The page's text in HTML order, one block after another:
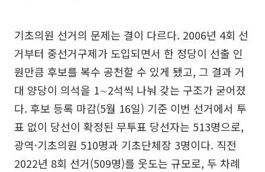
기초의원 선거의 문제는 결이 다르다. 2006년 4회 선
거부터 중선거구제가 도입되면서 한 정당이 선출 인
원만큼 후보를 복수 공천할 수 있게 됐고, 그 결과 거
대 양당이 의석을 1∼2석씩 나눠 갖는 구조가 굳어졌
다. 후보 등록 마감(5월 16일) 기준 이번 선거에서 투
표 없이 당선이 확정된 무투표 당선자는 513명으로,
광역·기초의원 510명과 기초단체장 3명이다. 직전
2022년 8회 선거(509명)를 웃도는 규모로, 두 차례